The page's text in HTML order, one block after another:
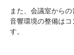
また、会議室から
音響環境の整備は
す。